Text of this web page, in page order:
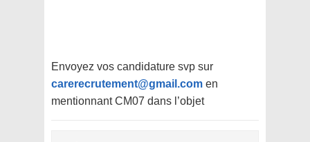
Envoyez vos candidature svp sur
carerecrutement@gmail.com en
mentionnant CM07 dans l’objet